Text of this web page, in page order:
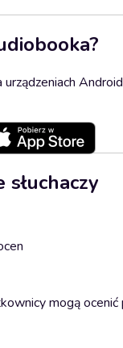
urządzeniach
słuchaczy
mogą ocenić